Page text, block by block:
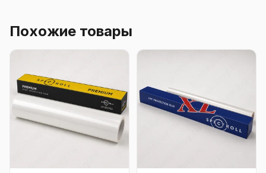
Похожие товары